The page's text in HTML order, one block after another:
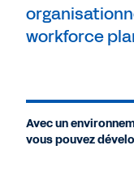
workforce
Avec un
vous pouvez